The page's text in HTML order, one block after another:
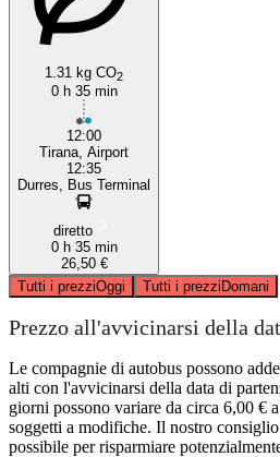
1.31 kg CO2
0 h 35 min
12:00
Tirana, Airport
12:35
Durres, Bus Terminal
diretto
0 h 35 min
26,50 €
Tutti i prezziOggi Tutti i prezziDomani
Prezzo all'avvicinarsi della
Le compagnie di autobus possono
alti con l'avvicinarsi della data di
giorni possono variare da circa 6,00 €
soggetti a modifiche. Il nostro
possibile per risparmiare